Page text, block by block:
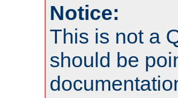
Notice:
This is not a
should be